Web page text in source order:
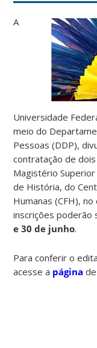
A
Universidade
meio do
Pessoas (DDP),
contratação de
Magistério
de História, do
Humanas (CFH),
inscrições
e 30 de junho.
Para conferir o
acesse a página